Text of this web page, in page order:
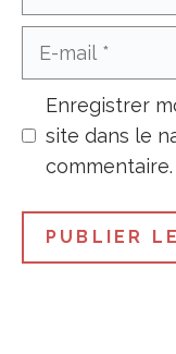
Enregistrer
site dans le
commentaire.